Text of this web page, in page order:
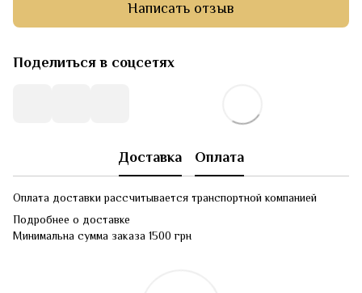
Написать отзыв
Поделиться в соцсетях
Доставка Оплата
Оплата доставки рассчитывается транспортной компанией
Подробнее о доставке
Минимальна сумма заказа 1500 грн